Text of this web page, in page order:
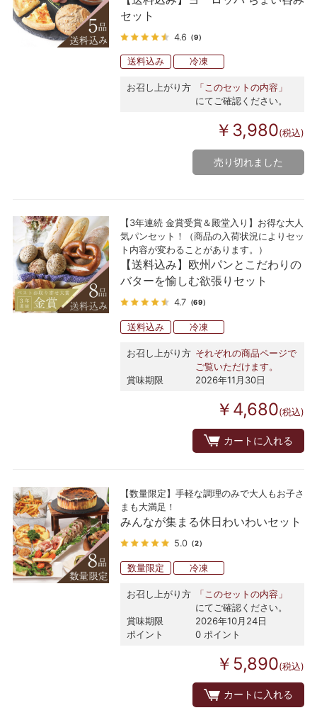
セット
4.6 （9）
送料込み 冷凍
お召し上がり方
「このセットの内容」
にてご確認ください。
￥3,980(税込)
売り切れました
【3年連続 金賞受賞＆殿堂入り】お得な大人
気パンセット！（商品の入荷状況によりセッ
ト内容が変わることがあります。）
【送料込み】欧州パンとこだわりの
バターを愉しむ欲張りセット
4.7 （69）
送料込み 冷凍
お召し上がり方 それぞれの商品ページで
ご覧いただけます。
賞味期限
2026年11月30日
￥4,680(税込)
カートに入れる
【数量限定】手軽な調理のみで大人もお子さ
まも大満足！
みんなが集まる休日わいわいセット
5.0 （2）
数量限定 冷凍
お召し上がり方
「このセットの内容」
にてご確認ください。
賞味期限
2026年10月24日
ポイント
0 ポイント
￥5,890(税込)
カートに入れる